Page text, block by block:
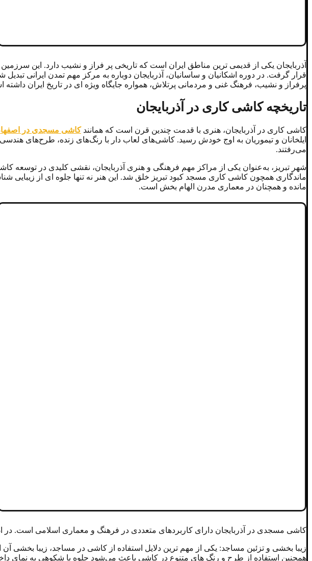
آذربایجان یکی از قدیمی ترین مناطق ایران است که تاریخی پر فراز و نشیب دارد. این
قرار گرفت. در دوره اشکانیان و ساسانیان، آذربایجان دوباره به مرکز مهم تمدن ایرانی
پرفراز و نشیب، فرهنگ غنی و مردمانی پرتلاش، همواره جایگاه ویژه ‌ای در تاریخ ایران
تاریخچه کاشی کاری در آذربایجان
کاشی‌ کاری در آذربایجان، هنری با قدمت چندین قرن است که همانندکاشی مسجدی در
ایلخانان و تیموریان به اوج خودش رسید. کاشی‌های لعاب ‌دار با رنگ‌های زنده، طرح‌های
می‌رفتند.
شهر تبریز، به‌عنوان یکی از مراکز مهم فرهنگی و هنری آذربایجان، نقشی کلیدی در توسعه
ماندگاری همچون کاشی‌ کاری مسجد کبود تبریز خلق شد. این هنر نه‌ تنها جلوه‌ ای از زیبایی
مانده و همچنان در معماری مدرن الهام‌ بخش است.
کاشی مسجدی در آذربایجان دارای کاربردهای متعددی در فرهنگ و معماری اسلامی است. در
زیبا بخشی و تزئین مساجد: یکی از مهم ترین دلایل استفاده از کاشی در مساجد، زیبا
همچنین استفاده از طرح و رنگ های متنوع در کاشی باعث می‌شود جلوه با شکوهی به نمای